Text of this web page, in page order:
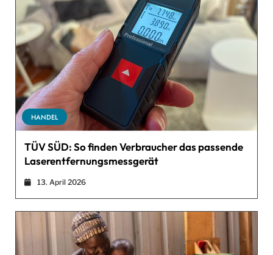
HANDEL
TÜV SÜD: So finden Verbraucher das passende
Laserentfernungsmessgerät
13. April 2026